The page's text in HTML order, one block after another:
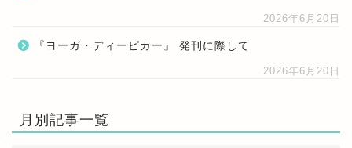
2026年6月20日
『ヨーガ・ディーピカー』 発刊に際して
2026年6月20日
月別記事一覧